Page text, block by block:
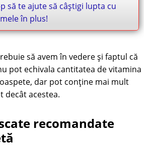
să te ajute să câștigi lupta cu
în plus!
să avem în vedere și faptul că
pot echivala cantitatea de vitamina
dar pot conține mai mult
decât acestea.
recomandate